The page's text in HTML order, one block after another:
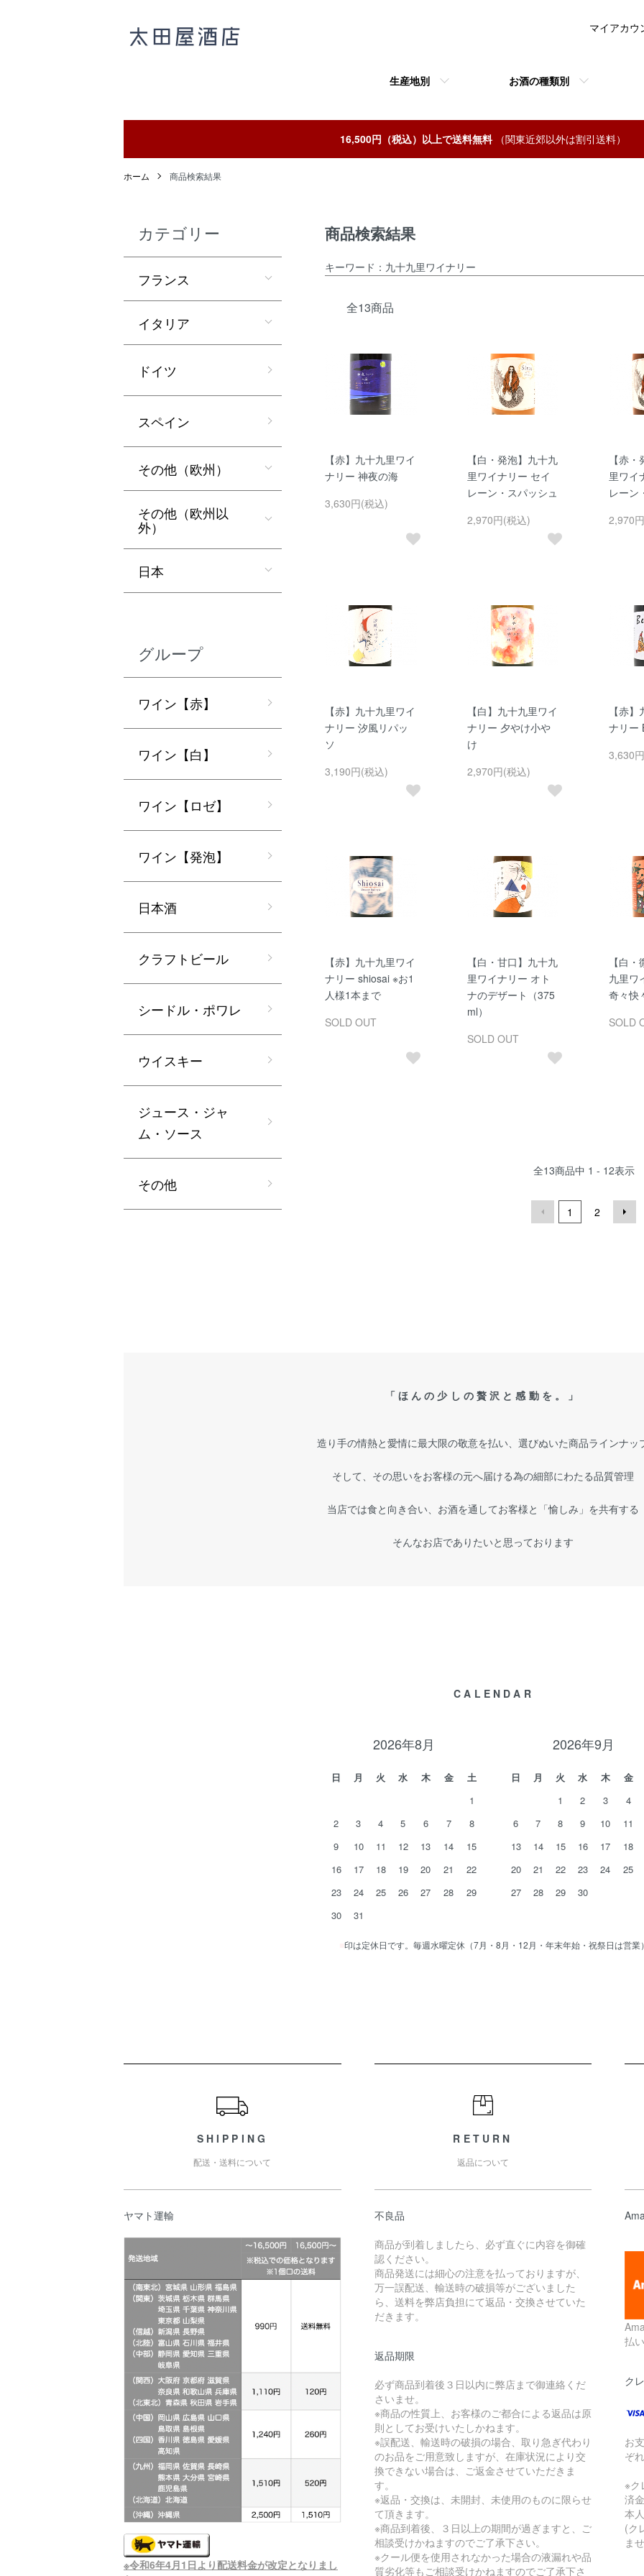
生産地別 お酒の種類別
マイアカウ
16,500円（税込）以上で送料無料（関東近郊以外は割引送料）
ホーム 商品検索結果
商品検索結果
キーワード：九十九里ワイナリー
全13商品
【赤】九十九里ワイ
ナリー 神夜の海
3,630円(税込)
【白・発泡】九十九
里ワイナリー セイ
レーン・スパッシュ
2,970円(税込)
【赤
里ワイ
レーン
2,970
【赤】九十九里ワイ
ナリー 汐風リパッ
ソ
3,190円(税込)
【白】九十九里ワイ
ナリー 夕やけ小や
け
2,970円(税込)
【赤
ナリー
3,630
【赤】九十九里ワイ
ナリー shiosai ※お1
人様1本まで
SOLD OUT
【白・甘口】九十九
里ワイナリー オト
ナのデザート（375
ml）
SOLD OUT
【白
九里ワ
奇々快
SOLD
全13商品中 1 - 12表示
1 2
カテゴリー
フランス
イタリア
ドイツ
スペイン
その他（欧州）
その他（欧州以
外）
日本
グループ
ワイン【赤】
ワイン【白】
ワイン【ロゼ】
ワイン【発泡】
日本酒
クラフトビール
シードル・ポワレ
ウイスキー
ジュース・ジャ
ム・ソース
その他
「ほんの少しの贅沢と感動を。」
造り手の情熱と愛情に最大限の敬意を払い、選びぬいた商品ラインナッ
そして、その思いをお客様の元へ届ける為の細部にわたる品質管理
当店では食と向き合い、お酒を通してお客様と「愉しみ」を共有する
そんなお店でありたいと思っております
CALENDAR
2026年8月
日 月 火 水 木 金
土
1
2
3 4 5 6 7
8
9
10 11 12 13 14
15
16
17 18 19 20 21
22
23
24 25 26 27 28
29
30
31
2026年9月
日 月 火 水 木
金
1
2 3
4
6
7 8 9 10
11
13
14 15 16 17
18
20
21 22 23 24
25
27
28 29 30
印は定休日です。毎週水曜定休（7月・8月・12月・年末年始・祝祭日は営業
SHIPPING
配送・送料について
ヤマト運輸
※令和6年4月1日より配送料金が改定となりまし
RETURN
返品について
不良品
商品が到着しましたら、必ず直ぐに内容を御確
認ください。
商品発送には細心の注意を払っておりますが、
万一誤配送、輸送時の破損等がございました
ら、送料を弊店負担にて返品・交換させていた
だきます。
返品期限
必ず商品到着後３日以内に弊店まで御連絡くだ
さいませ。
※商品の性質上、お客様のご都合による返品は原
則としてお受けいたしかねます。
※誤配送、輸送時の破損の場合、取り急ぎ代わり
のお品をご用意致しますが、在庫状況により交
換できない場合は、ご返金させていただきま
す。
※返品・交換は、未開封、未使用のものに限らせ
て頂きます。
※商品到着後、３日以上の期間が過ぎますと、ご
相談受けかねますのでご了承下さい。
※クール便を使用されなかった場合の液漏れや品
質劣化等もご相談受けかねますのでご了承下さ
払
ク
お
ぞ
※ク
済
本
(ク
ま